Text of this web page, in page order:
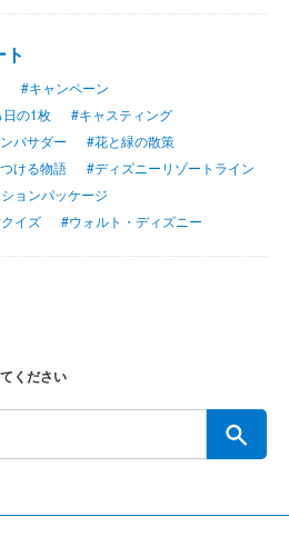
#キャンペーン
の1枚
#キャスティング
バサダー
#花と緑の散策
ける物語
#ディズニーリゾートライン
ョンパッケージ
イズ #ウォルト・ディズニー
ください